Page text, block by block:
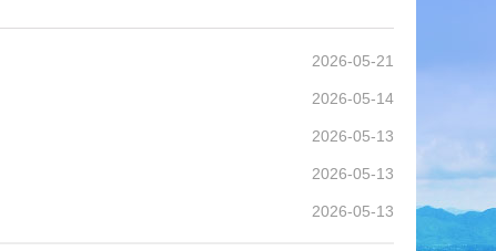
2026-05-21
2026-05-14
2026-05-13
2026-05-13
2026-05-13